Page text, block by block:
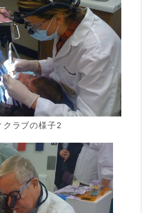
クラブの様子2